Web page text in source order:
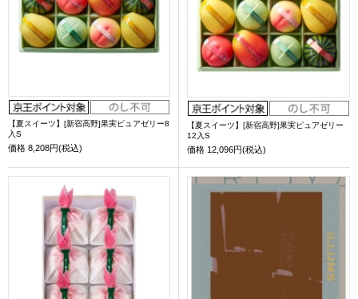
【夏スイーツ】[新宿高野]果実ピュアゼリー8
入S
価格 8,208円(税込)
【夏スイーツ】[新宿高野]果実ピュアゼリー
12入S
価格 12,096円(税込)